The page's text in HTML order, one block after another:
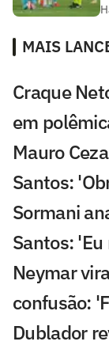
MAIS
Craque
em
Mauro
Santos:
Sormani
Santos:
Neymar
confusão:
Dublador